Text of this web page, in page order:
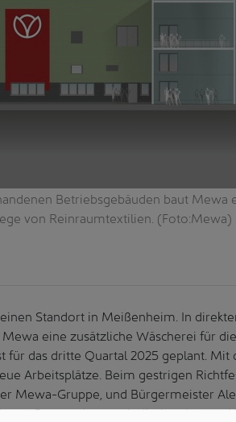
Betriebsgebäuden baut Mewa
von Reinraumtextilien. (Foto:Mewa)
Standort in Meißenheim. In
eine zusätzliche Wäscherei für
das dritte Quartal 2025 geplant. Mit
Arbeitsplätze. Beim gestrigen
Mewa-Gruppe, und Bürgermeister
Gruppe den symbolischen letzten